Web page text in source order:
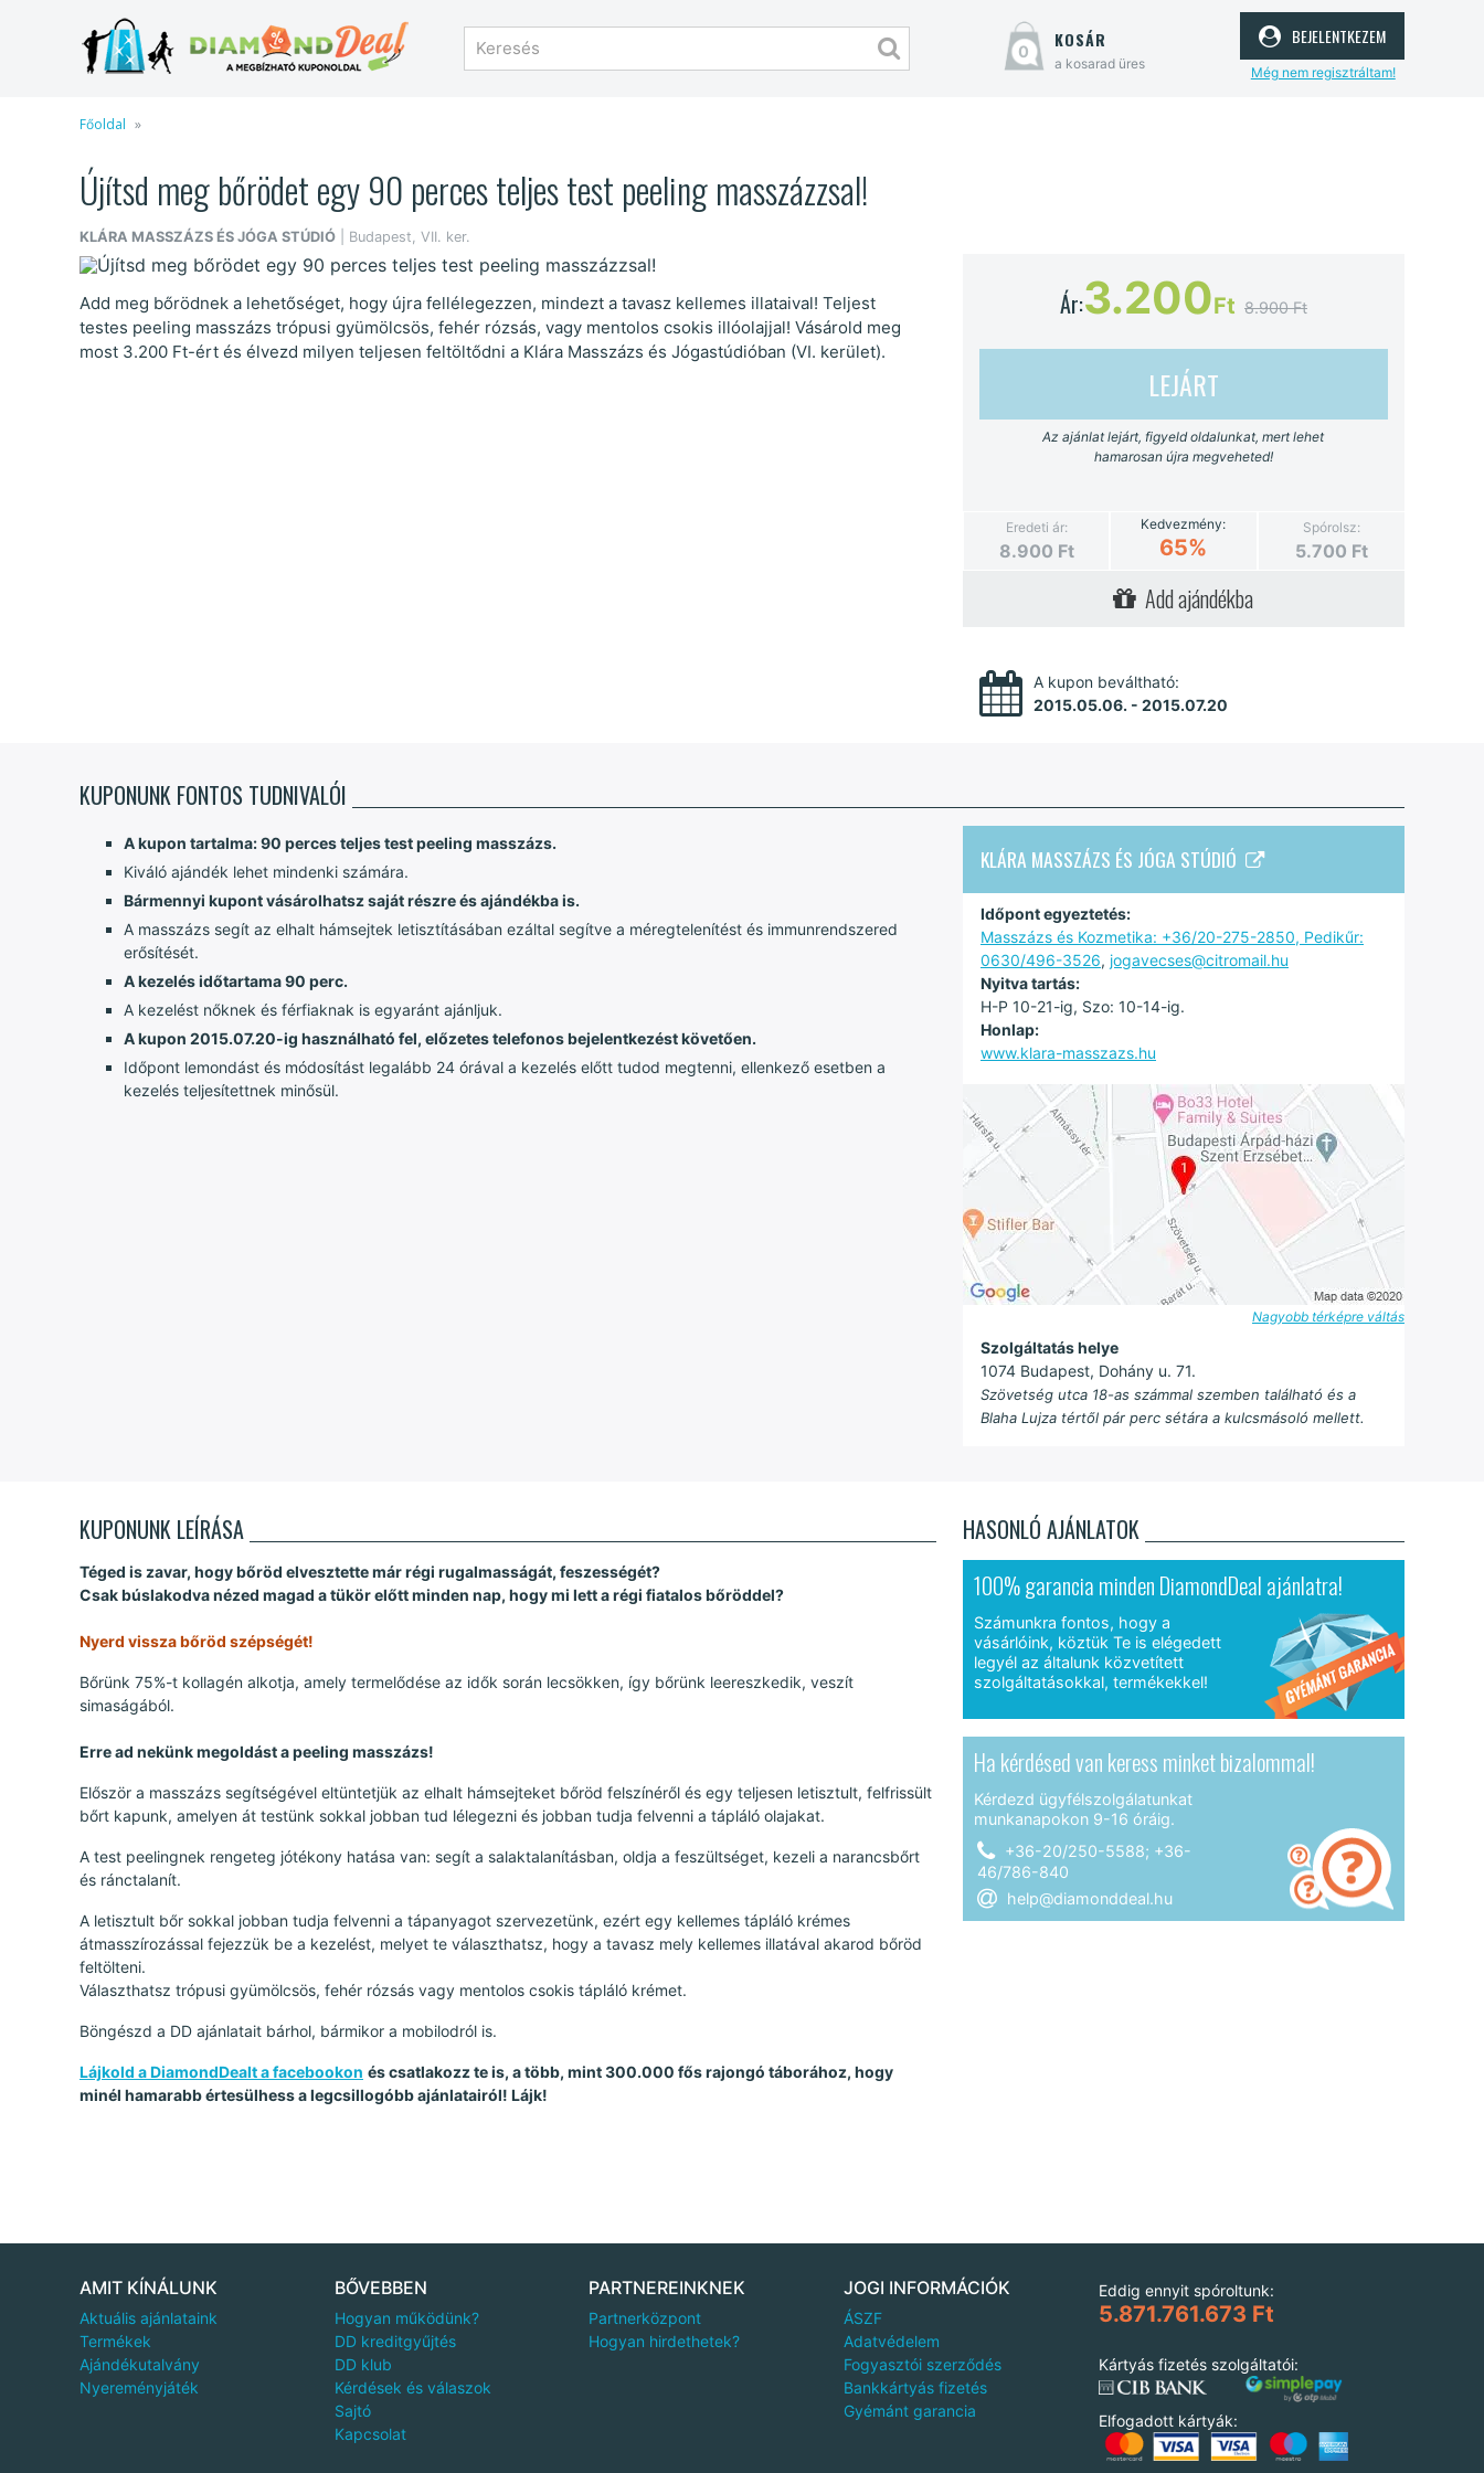
0 kosár
a kosarad üres
bejelentkezem
Még nem regisztráltam!
Főoldal
Újítsd meg bőrödet egy 90 perces teljes test peeling masszázzsal!
KLÁRA MASSZÁZS ÉS JÓGA STÚDIÓ | Budapest, VII. ker.
Add meg bőrödnek a lehetőséget, hogy újra fellélegezzen, mindezt a tavasz kellemes illataival! Teljest
testes peeling masszázs trópusi gyümölcsös, fehér rózsás, vagy mentolos csokis illóolajjal! Vásárold meg
most 3.200 Ft-ért és élvezd milyen teljesen feltöltődni a Klára Masszázs és Jógastúdióban (VI. kerület).
Ár:3.200Ft 8.900 Ft
LEJÁRT
Az ajánlat lejárt, figyeld oldalunkat, mert lehet
hamarosan újra megveheted!
Eredeti ár:
8.900 Ft
Kedvezmény:
65%
Spórolsz:
5.700 Ft
Add ajándékba
A kupon beváltható:
2015.05.06. - 2015.07.20
KUPONUNK FONTOS TUDNIVALÓI
A kupon tartalma: 90 perces teljes test peeling masszázs.
Kiváló ajándék lehet mindenki számára.
Bármennyi kupont vásárolhatsz saját részre és ajándékba is.
A masszázs segít az elhalt hámsejtek letisztításában ezáltal segítve a méregtelenítést és immunrendszered
erősítését.
A kezelés időtartama 90 perc.
A kezelést nőknek és férfiaknak is egyaránt ajánljuk.
A kupon 2015.07.20-ig használható fel, előzetes telefonos bejelentkezést követően.
Időpont lemondást és módosítást legalább 24 órával a kezelés előtt tudod megtenni, ellenkező esetben a
kezelés teljesítettnek minősül.
KLÁRA MASSZÁZS ÉS JÓGA STÚDIÓ
Időpont egyeztetés:
Masszázs és Kozmetika: +36/20-275-2850, Pedikűr:
0630/496-3526, jogavecses@citromail.hu
Nyitva tartás:
H-P 10-21-ig, Szo: 10-14-ig.
Honlap:
www.klara-masszazs.hu
Nagyobb térképre váltás
Szolgáltatás helye
1074 Budapest, Dohány u. 71.
Szövetség utca 18-as számmal szemben található és a
Blaha Lujza tértől pár perc sétára a kulcsmásoló mellett.
KUPONUNK LEÍRÁSA
Téged is zavar, hogy bőröd elvesztette már régi rugalmasságát, feszességét?
Csak búslakodva nézed magad a tükör előtt minden nap, hogy mi lett a régi fiatalos bőröddel?
Nyerd vissza bőröd szépségét!
Bőrünk 75%-t kollagén alkotja, amely termelődése az idők során lecsökken, így bőrünk leereszkedik, veszít
simaságából.
Erre ad nekünk megoldást a peeling masszázs!
Először a masszázs segítségével eltüntetjük az elhalt hámsejteket bőröd felszínéről és egy teljesen letisztult, felfrissült
bőrt kapunk, amelyen át testünk sokkal jobban tud lélegezni és jobban tudja felvenni a tápláló olajakat.
A test peelingnek rengeteg jótékony hatása van: segít a salaktalanításban, oldja a feszültséget, kezeli a narancsbőrt
és ránctalanít.
A letisztult bőr sokkal jobban tudja felvenni a tápanyagot szervezetünk, ezért egy kellemes tápláló krémes
átmasszírozással fejezzük be a kezelést, melyet te választhatsz, hogy a tavasz mely kellemes illatával akarod bőröd
feltölteni.
Választhatsz trópusi gyümölcsös, fehér rózsás vagy mentolos csokis tápláló krémet.
Böngészd a DD ajánlatait bárhol, bármikor a mobilodról is.
Lájkold a DiamondDealt a facebookon és csatlakozz te is, a több, mint 300.000 fős rajongó táborához, hogy
minél hamarabb értesülhess a legcsillogóbb ajánlatairól! Lájk!
HASONLÓ AJÁNLATOK
100% garancia minden DiamondDeal ajánlatra!
Számunkra fontos, hogy a
vásárlóink, köztük Te is elégedett
legyél az általunk közvetített
szolgáltatásokkal, termékekkel!
Ha kérdésed van keress minket bizalommal!
Kérdezd ügyfélszolgálatunkat
munkanapokon 9-16 óráig.
+36-20/250-5588; +36-
46/786-840
help@diamonddeal.hu
AMIT KÍNÁLUNK
Aktuális ajánlataink
Termékek
Ajándékutalvány
Nyereményjáték
BŐVEBBEN
Hogyan működünk?
DD kreditgyűjtés
DD klub
Kérdések és válaszok
Sajtó
Kapcsolat
PARTNEREINKNEK
Partnerközpont
Hogyan hirdethetek?
JOGI INFORMÁCIÓK
ÁSZF
Adatvédelem
Fogyasztói szerződés
Bankkártyás fizetés
Gyémánt garancia
Eddig ennyit spóroltunk:
5.871.761.673 Ft
Kártyás fizetés szolgáltatói:
Elfogadott kártyák: